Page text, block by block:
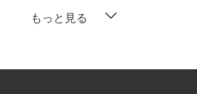
もっと見る